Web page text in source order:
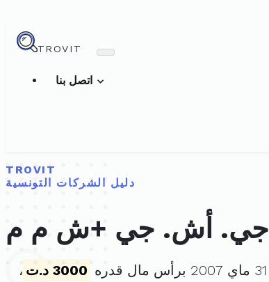
TROVIT
TROVIT
دليل الشركات التونسية
جي. أش. جي +ش م م
3000 د.ت
،